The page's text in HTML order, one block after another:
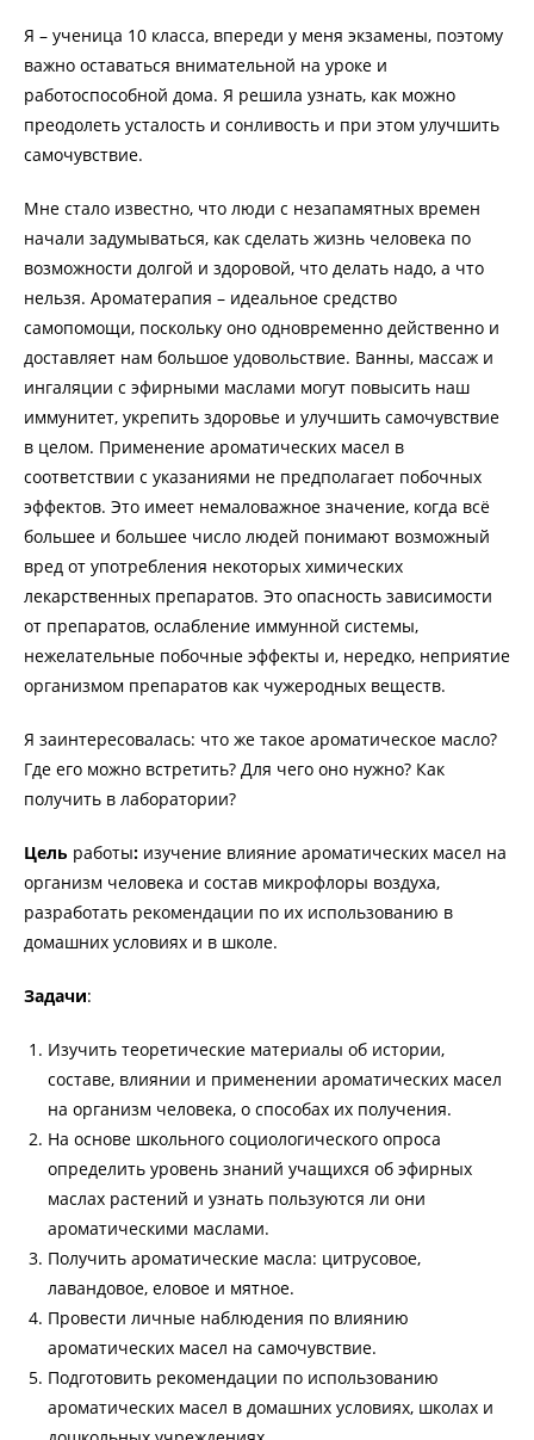
Я – ученица 10 класса, впереди у меня экзамены, поэтому
важно оставаться внимательной на уроке и
работоспособной дома. Я решила узнать, как можно
преодолеть усталость и сонливость и при этом улучшить
самочувствие.
Мне стало известно, что люди с незапамятных времен
начали задумываться, как сделать жизнь человека по
возможности долгой и здоровой, что делать надо, а что
нельзя. Ароматерапия – идеальное средство
самопомощи, поскольку оно одновременно действенно и
доставляет нам большое удовольствие. Ванны, массаж и
ингаляции с эфирными маслами могут повысить наш
иммунитет, укрепить здоровье и улучшить самочувствие
в целом. Применение ароматических масел в
соответствии с указаниями не предполагает побочных
эффектов. Это имеет немаловажное значение, когда всё
большее и большее число людей понимают возможный
вред от употребления некоторых химических
лекарственных препаратов. Это опасность зависимости
от препаратов, ослабление иммунной системы,
нежелательные побочные эффекты и, нередко, неприятие
организмом препаратов как чужеродных веществ.
Я заинтересовалась: что же такое ароматическое масло?
Где его можно встретить? Для чего оно нужно? Как
получить в лаборатории?
Цель работы: изучение влияние ароматических масел на
организм человека и состав микрофлоры воздуха,
разработать рекомендации по их использованию в
домашних условиях и в школе.
Задачи:
Изучить теоретические материалы об истории,
составе, влиянии и применении ароматических масел
на организм человека, о способах их получения.
На основе школьного социологического опроса
определить уровень знаний учащихся об эфирных
маслах растений и узнать пользуются ли они
ароматическими маслами.
Получить ароматические масла: цитрусовое,
лавандовое, еловое и мятное.
Провести личные наблюдения по влиянию
ароматических масел на самочувствие.
Подготовить рекомендации по использованию
ароматических масел в домашних условиях, школах и